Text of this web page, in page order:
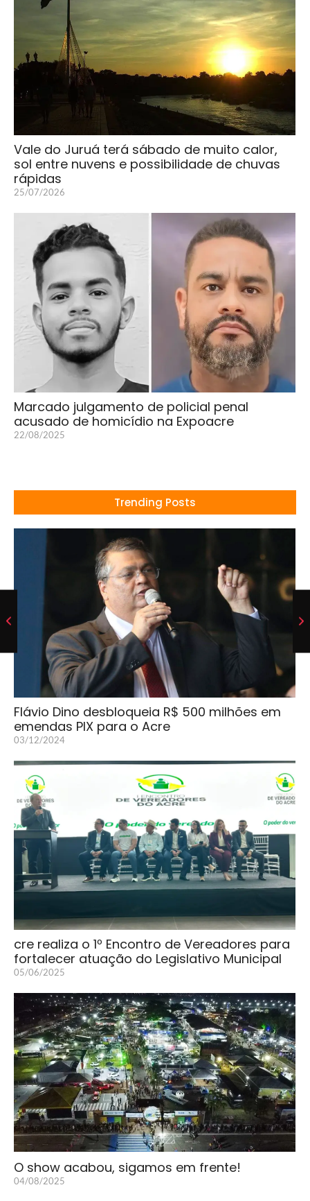
Vale do Juruá terá sábado de muito calor,
sol entre nuvens e possibilidade de chuvas
rápidas
25/07/2026
Marcado julgamento de policial penal
acusado de homicídio na Expoacre
22/08/2025
Trending Posts
Flávio Dino desbloqueia R$ 500 milhões em
emendas PIX para o Acre
03/12/2024
cre realiza o 1º Encontro de Vereadores para
fortalecer atuação do Legislativo Municipal
05/06/2025
O show acabou, sigamos em frente!
04/08/2025